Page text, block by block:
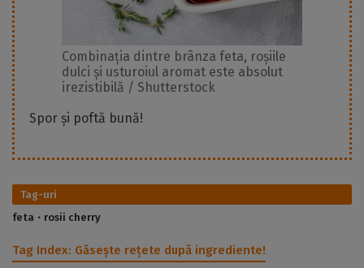
Combinația dintre brânza feta, roșiile
dulci și usturoiul aromat este absolut
irezistibilă / Shutterstock
Spor și poftă bună!
Tag-uri
feta
rosii cherry
Tag Index: Găsește rețete după ingrediente!